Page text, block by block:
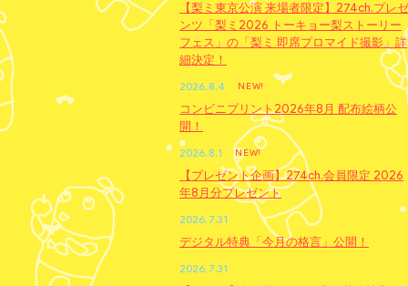
【梨ミ東京公演 来場者限定】274ch.プレゼ
ンツ「梨ミ2026 トーキョー梨ストーリー
フェス」の「梨ミ 即席プロマイド撮影」詳
細決定！
2026.8.4
NEW!
コンビニプリント2026年8月 配布絵柄公
開！
2026.8.1
NEW!
【プレゼント企画】274ch.会員限定 2026
年8月分プレゼント
2026.7.31
デジタル特典「今月の格言」公開！
2026.7.31